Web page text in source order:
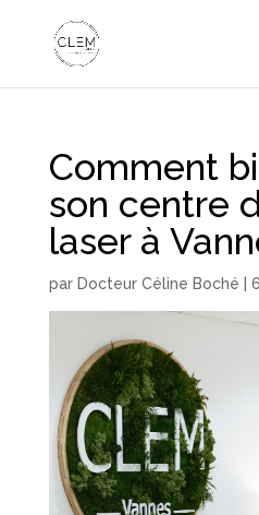
Comment
son centre
laser à
par Docteur Céline Boché